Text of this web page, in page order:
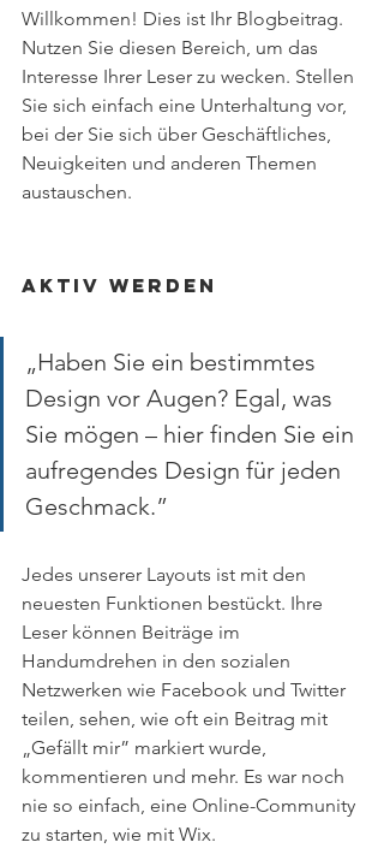
Willkommen! Dies ist Ihr Blogbeitrag.
Nutzen Sie diesen Bereich, um das
Interesse Ihrer Leser zu wecken. Stellen
Sie sich einfach eine Unterhaltung vor,
bei der Sie sich über Geschäftliches,
Neuigkeiten und anderen Themen
austauschen.
Aktiv werden
„Haben Sie ein bestimmtes
Design vor Augen? Egal, was
Sie mögen – hier finden Sie ein
aufregendes Design für jeden
Geschmack.”
Jedes unserer Layouts ist mit den
neuesten Funktionen bestückt. Ihre
Leser können Beiträge im
Handumdrehen in den sozialen
Netzwerken wie Facebook und Twitter
teilen, sehen, wie oft ein Beitrag mit
„Gefällt mir” markiert wurde,
kommentieren und mehr. Es war noch
nie so einfach, eine Online-Community
zu starten, wie mit Wix.